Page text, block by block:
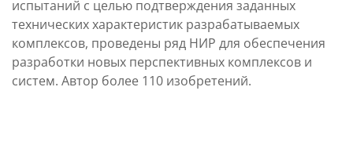
испытаний с целью подтверждения заданных
технических характеристик разрабатываемых
комплексов, проведены ряд НИР для обеспечения
разработки новых перспективных комплексов и
систем. Автор более 110 изобретений.